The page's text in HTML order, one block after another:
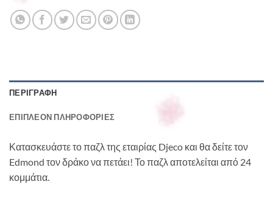
ΠΕΡΙΓΡΑΦΉ
ΕΠΙΠΛΈΟΝ ΠΛΗΡΟΦΟΡΊΕΣ
Κατασκευάστε το παζλ της εταιρίας Djeco και θα δείτε τον
Edmond τον δράκο να πετάει! Το παζλ αποτελείται από 24
κομμάτια.